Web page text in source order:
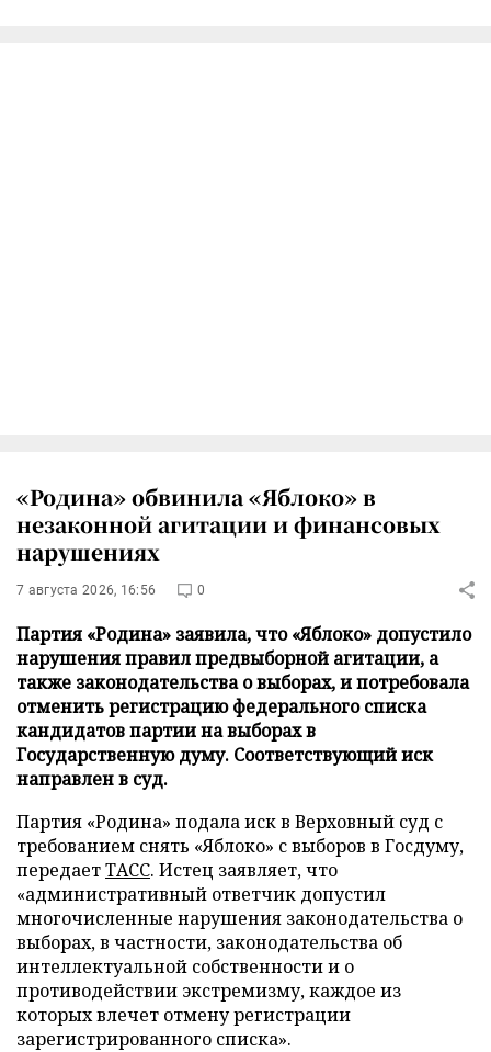
«Родина» обвинила «Яблоко» в
незаконной агитации и финансовых
нарушениях
7 августа 2026, 16:56 0
Партия «Родина» заявила, что «Яблоко» допустило
нарушения правил предвыборной агитации, а
также законодательства о выборах, и потребовала
отменить регистрацию федерального списка
кандидатов партии на выборах в
Государственную думу. Соответствующий иск
направлен в суд.
Партия «Родина» подала иск в Верховный суд с
требованием снять «Яблоко» с выборов в Госдуму,
передаетТАСС. Истец заявляет, что
«административный ответчик допустил
многочисленные нарушения законодательства о
выборах, в частности, законодательства об
интеллектуальной собственности и о
противодействии экстремизму, каждое из
которых влечет отмену регистрации
зарегистрированного списка».